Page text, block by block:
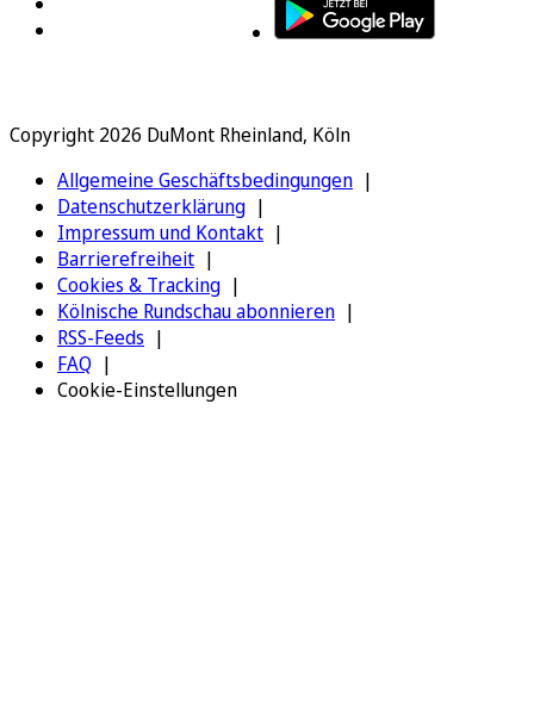
Copyright 2026 DuMont Rheinland, Köln
Allgemeine Geschäftsbedingungen
Datenschutzerklärung
Impressum und Kontakt
Barrierefreiheit
Cookies & Tracking
Kölnische Rundschau abonnieren
RSS-Feeds
FAQ
Cookie-Einstellungen